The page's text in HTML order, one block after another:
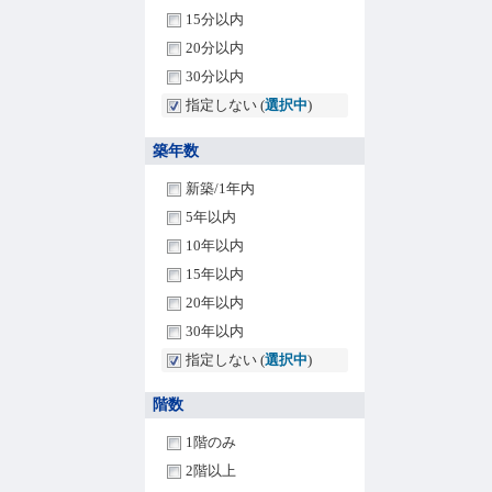
15分以内
20分以内
30分以内
指定しない (選択中)
築年数
新築/1年内
5年以内
10年以内
15年以内
20年以内
30年以内
指定しない (選択中)
階数
1階のみ
2階以上